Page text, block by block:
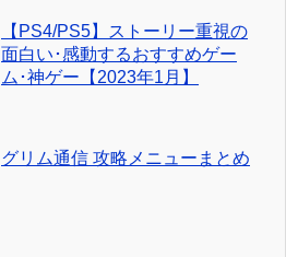
【PS4/PS5】ストーリー重視の
面白い･感動するおすすめゲー
ム･神ゲー【2023年1月】
グリム通信 攻略メニューまとめ